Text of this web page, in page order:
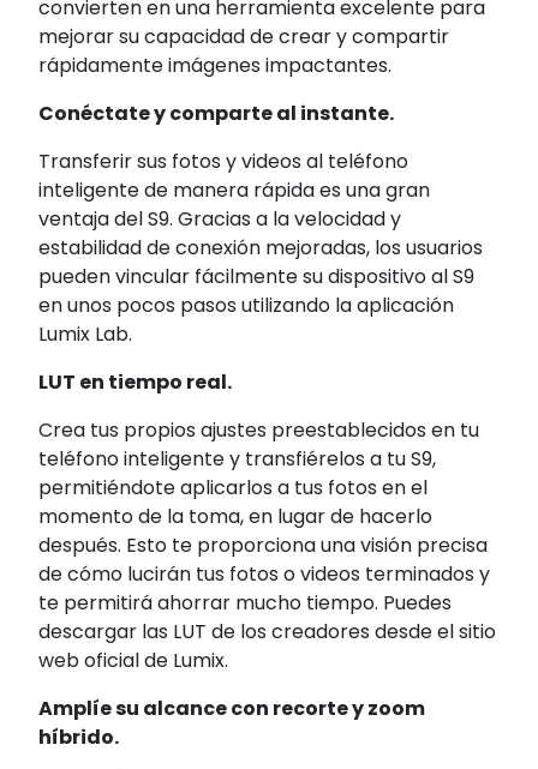
convierten en una herramienta excelente para
mejorar su capacidad de crear y compartir
rápidamente imágenes impactantes.
Conéctate y comparte al instante.
Transferir sus fotos y videos al teléfono
inteligente de manera rápida es una gran
ventaja del S9. Gracias a la velocidad y
estabilidad de conexión mejoradas, los usuarios
pueden vincular fácilmente su dispositivo al S9
en unos pocos pasos utilizando la aplicación
Lumix Lab.
LUT en tiempo real.
Crea tus propios ajustes preestablecidos en tu
teléfono inteligente y transfiérelos a tu S9,
permitiéndote aplicarlos a tus fotos en el
momento de la toma, en lugar de hacerlo
después. Esto te proporciona una visión precisa
de cómo lucirán tus fotos o videos terminados y
te permitirá ahorrar mucho tiempo. Puedes
descargar las LUT de los creadores desde el sitio
web oficial de Lumix.
Amplíe su alcance con recorte y zoom
híbrido.